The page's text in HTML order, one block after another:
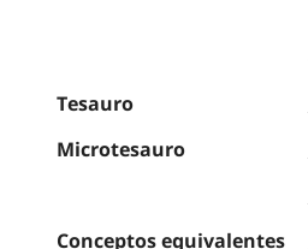
Tesauro
Microtesauro
Conceptos equivalentes